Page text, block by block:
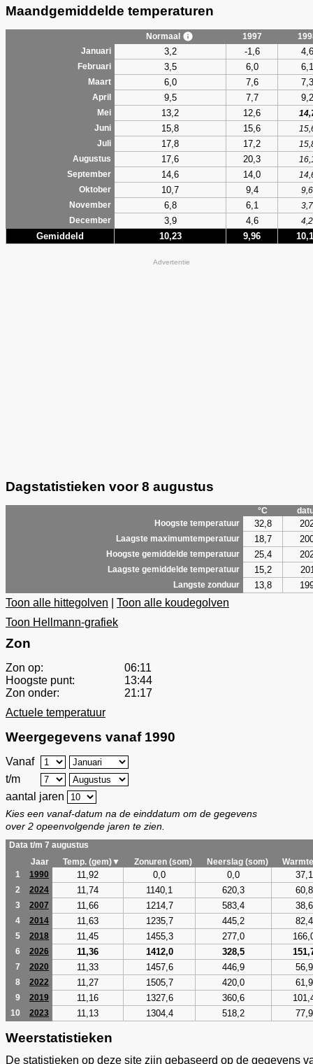
Maandgemiddelde temperaturen
Normaal 1997
Januari
3,2 -1,6 4,6
Februari 3,5 6,0 6,1
Maart 6,0 7,6 7,3
April 9,5 7,7 9,2
Mei 13,2 12,6
Juni
15,8 15,6
Juli
17,8 17,2
Augustus
17,6 20,3
September
14,6 14,0
Oktober
10,7 9,4
9,6
November
6,8 6,1
3,7
December
3,9 4,6 4,2
Gemiddeld 10,23 9,96
Advertentie
Dagstatistieken voor 8 augustus
°C
Hoogste temperatuur
32,8
Laagste maximumtemperatuur 18,7
Hoogste gemiddelde temperatuur 25,4
Laagste gemiddelde temperatuur 15,2
Langste zonduur 13,8
Toon alle hittegolven
Toon alle koudegolven
Toon Hellmann-grafiek
Zon
Zon op:
06:11
Hoogste punt:
13:44
Zon onder:
21:17
Actuele temperatuur
Weergegevens vanaf 1990
Vanaf
t/m
aantal jaren
Kies een vanaf-datum na de einddatum om de gegevens
over 2 opeenvolgende jaren te zien.
Data t/m 7 augustus
Jaar
Temp. (gem)▼ Zonuren (som) Neerslag (som)
1
1990 11,92 0,0 0,0 37,1
2 2024 11,74 1140,1 620,3 60,8
3 2007 11,66 1214,7 583,4 38,6
4 2014 11,63 1235,7 445,2 82,4
5 2018 11,45 1455,3 277,0
6 2026 11,36 1412,0 328,5
7 2020 11,33 1457,6 446,9 56,9
8 2022 11,27 1505,7 420,0 61,9
9 2019 11,16 1327,6 360,6
10 2023 11,13 1304,4 518,2 77,9
Weerstatistieken
De statistieken op deze site zijn gebaseerd op de gegevens